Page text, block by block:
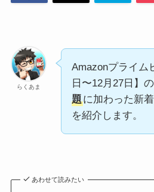
らくあま
Amazonプライム
日〜12月27日】
題に加わった新
を紹介します。
あわせて読みたい